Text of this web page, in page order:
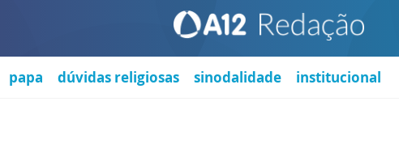
papa dúvidas religiosas sinodalidade institucional